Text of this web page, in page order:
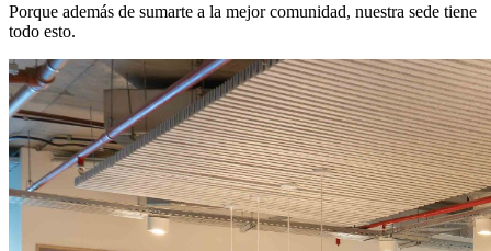
Porque además de sumarte a la mejor comunidad, nuestra sede tiene
todo esto.